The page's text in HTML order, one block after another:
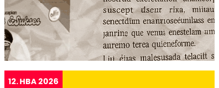
12. HBA 2026